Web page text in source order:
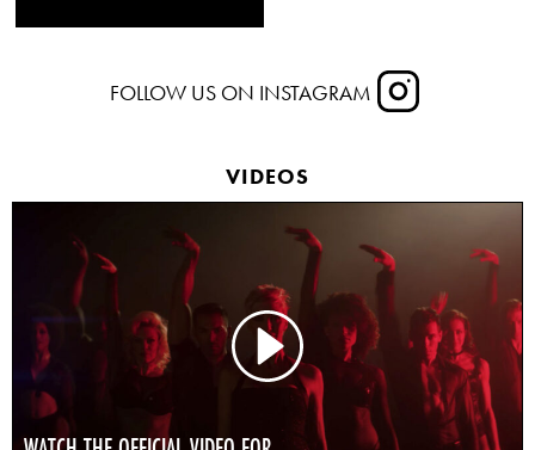
FOLLOW US ON INSTAGRAM
VIDEOS